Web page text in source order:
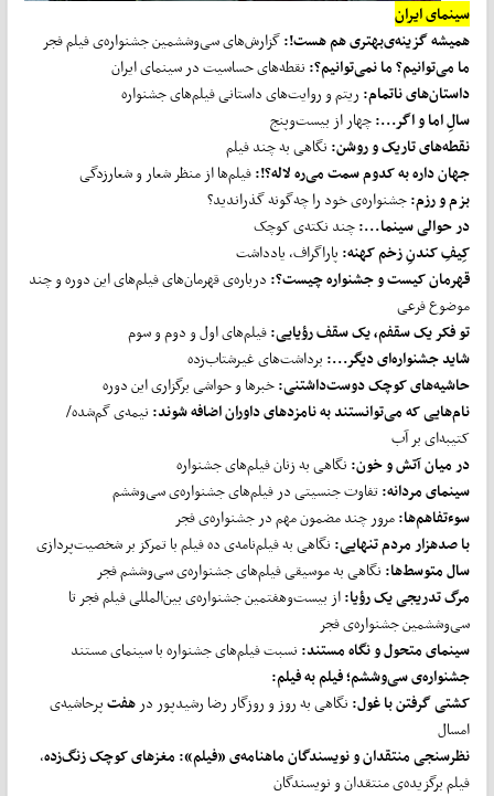
سینمای ایران
همیشه گزینه‌یبهتری هم هست!:گزارش‌های ‌سی‌وششمین جشنواره‌ی فیلم فجر
ما میتوانیم؟ ما نمیتوانیم؟:نقطه‌های حساسیت در سینمای ایران
داستانهای ناتمام:ریتم و روایت‌های داستانی فیلم‌های جشنواره
سالِ اما و اگر...:چهار از بیست‌وپنج
نقطههای تاریک و روشن:نگاهی به چند فیلم
جهان داره به کدوم سمت میره لاله؟!:فیلم‌ها از منظر شعار و شعارزدگی
بزم و رزم:جشنواره‌ی خود را چه‌گونه گذراندید؟
در حوالی سینما...:چند نکته‌ی کوچک
کِیفِ کندنِ زخم کهنه:پاراگراف، یادداشت
قهرمان کیست و جشنواره چیست؟:درباره‌ی قهرمان‌های فیلم‌های این دوره و چند
موضوع فرعی
تو فکر یک سقفم، یک سقف رؤیایی:فیلم‌های اول و دوم و سوم
شاید جشنوارهای دیگر...:برداشت‌های غیرشتاب‌زده
حاشیههای کوچک دوستداشتنی:خبرها و حواشی برگزاری این دوره
نامهایی که میتوانستند به نامزدهای داوران اضافه شوند:نیمه‌ی گم‌شده/
کتیبه‌ای بر آب
در میان آتش و خون:نگاهی به زنان فیلم‌های جشنواره
سینمای مردانه:تفاوت جنسیتی در فیلم‌های جشنواره‌ی سی‌وششم
سوءتفاهمها:مرور چند مضمون مهم در جشنواره‌ی فجر
با صدهزار مردم تنهایی:نگاهی به فیلم‌نامه‌ی ده فیلم با تمرکز بر شخصیت‌پردازی
سال متوسطها:نگاهی به موسیقی فیلم‌های جشنواره‌ی سی‌وششم فجر
مرگ تدریجی یک رؤیا:از بیست‌وهفتمین جشنواره‌ی بین‌المللی فیلم فجر تا
سی‌وششمین جشنواره‌ی فجر
سینمای متحول و نگاه مستند:نسبت فیلم‌های جشنواره با سینمای مستند
جشنواره‌ی سیوششم؛ فیلم به فیلم:
کشتی گرفتن با غول:نگاهی به روز و روزگار رضا رشیدپور در هفتپرحاشیه‌ی
امسال
نظرسنجی منتقدان و نویسندگان ماهنامه‌ی «فیلم»: مغزهای کوچک زنگزده،
فیلم برگزیده‌ی منتقدان و نویسندگان